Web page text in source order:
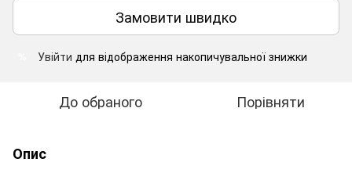
Замовити швидко
Увійти для відображення накопичувальної знижки
До обраного Порівняти
Опис